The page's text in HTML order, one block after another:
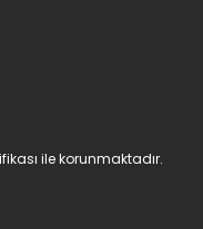
ile korunmaktadır.